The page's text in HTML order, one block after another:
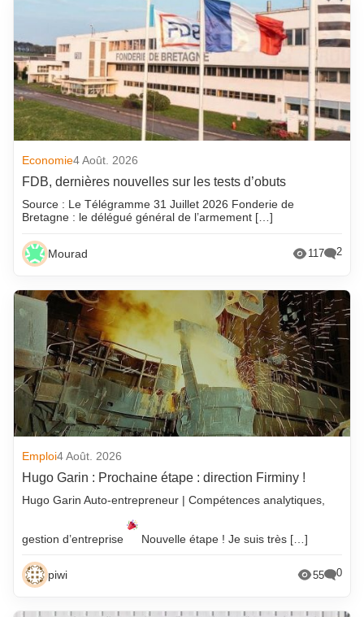
Economie4 Août. 2026
FDB, dernières nouvelles sur les tests d’obuts
Source : Le Télégramme 31 Juillet 2026 Fonderie de
Bretagne : le délégué général de l’armement […]
Mourad 117 2
Emploi4 Août. 2026
Hugo Garin : Prochaine étape : direction Firminy !
Hugo Garin Auto-entrepreneur | Compétences analytiques,
gestion d’entreprise Nouvelle étape ! Je suis très […]
piwi 55 0